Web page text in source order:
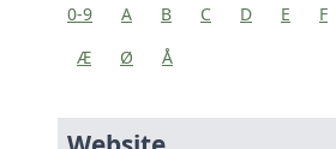
0-9 A B C D E F
Æ
Ø Å